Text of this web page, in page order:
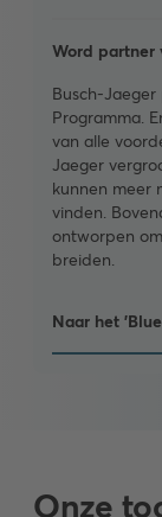
Word partner
Busch-
Programma.
van alle
Jaeger
kunnen meer
vinden.
ontworpen
breiden.
Naar het
Onze